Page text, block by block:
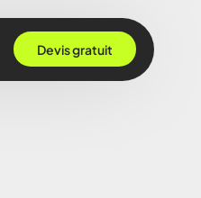
Devis gratuit